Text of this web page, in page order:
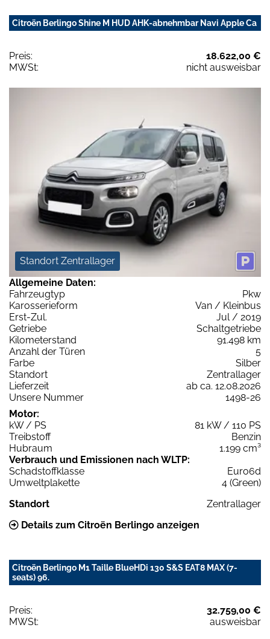
Citroën Berlingo Shine M HUD AHK-abnehmbar Navi Apple Ca
Preis:
18.622,00 €
MWSt:
nicht ausweisbar
Standort Zentrallager
Allgemeine Daten:
Fahrzeugtyp
Pkw
Karosserieform
Van / Kleinbus
Erst-Zul.
Jul / 2019
Getriebe
Schaltgetriebe
Kilometerstand
91.498 km
Anzahl der Türen
5
Farbe
Silber
Standort
Zentrallager
Lieferzeit
ab ca. 12.08.2026
Unsere Nummer
1498-26
Motor:
kW / PS
81 kW / 110 PS
Treibstoff
Benzin
Hubraum
1.199 cm³
Verbrauch und Emissionen nach WLTP:
Schadstoffklasse
Euro6d
Umweltplakette
4 (Green)
Standort
Zentrallager
Details zum Citroën Berlingo anzeigen
Citroën Berlingo M1 Taille BlueHDi 130 S&S EAT8 MAX (7-
seats) 96.
Preis:
32.759,00 €
MWSt:
ausweisbar